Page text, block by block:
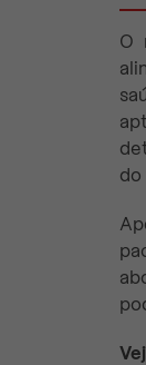
O
do